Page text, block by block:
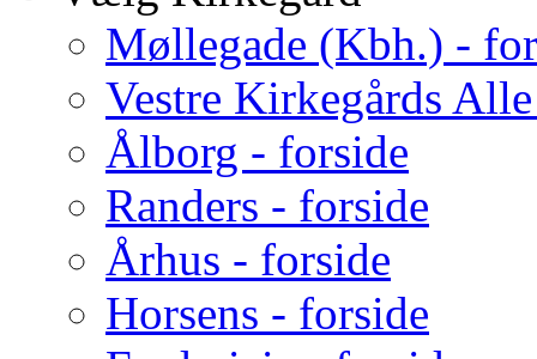
Møllegade (Kbh.) -
Vestre Kirkegårds
Ålborg - forside
Randers - forside
Århus - forside
Horsens - forside